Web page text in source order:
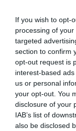
If you wish to opt-
processing of
targeted
section to confirm
opt-out request is
interest-based
us or personal
your opt-out. You
disclosure of your
IAB’s list of
also be disclosed